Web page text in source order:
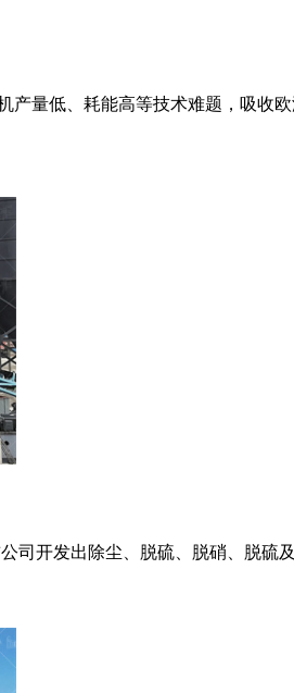
产量低、耗能高等技术难题，吸收
司开发出除尘、脱硫、脱硝、脱